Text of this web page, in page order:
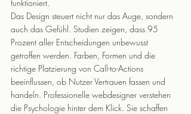
funktioniert.
Das Design steuert nicht nur das Auge, sondern
auch das Gefühl. Studien zeigen, dass 95
Prozent aller Entscheidungen unbewusst
getroffen werden. Farben, Formen und die
richtige Platzierung von Call-to-Actions
beeinflussen, ob Nutzer Vertrauen fassen und
handeln. Professionelle webdesigner verstehen
die Psychologie hinter dem Klick. Sie schaffen